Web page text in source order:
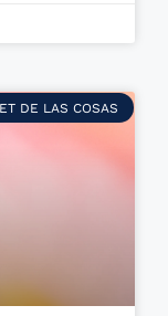
DE LAS COSAS